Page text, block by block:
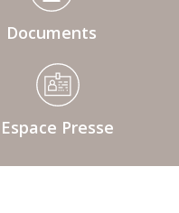
Documents
Espace Presse